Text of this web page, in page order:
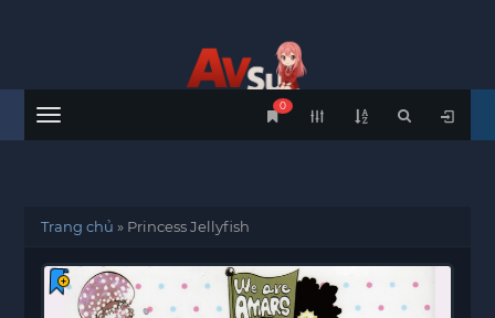
Menu
0
Trang chủ » Princess Jellyfish